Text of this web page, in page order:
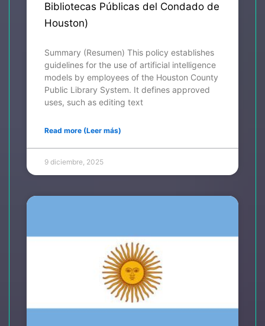
Bibliotecas Públicas del Condado de
Houston)
Summary (Resumen) This policy establishes
guidelines for the use of artificial intelligence
models by employees of the Houston County
Public Library System. It defines approved
uses, such as editing text
Read more (Leer más)
9 diciembre, 2025